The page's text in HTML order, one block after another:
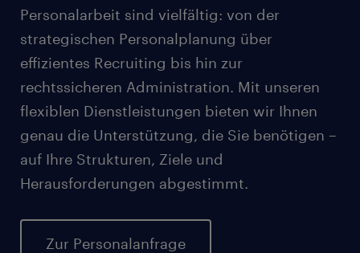
Personalarbeit sind vielfältig: von der
strategischen Personalplanung über
effizientes Recruiting bis hin zur
rechtssicheren Administration. Mit unseren
flexiblen Dienstleistungen bieten wir Ihnen
genau die Unterstützung, die Sie benötigen –
auf Ihre Strukturen, Ziele und
Herausforderungen abgestimmt.
Zur Personalanfrage